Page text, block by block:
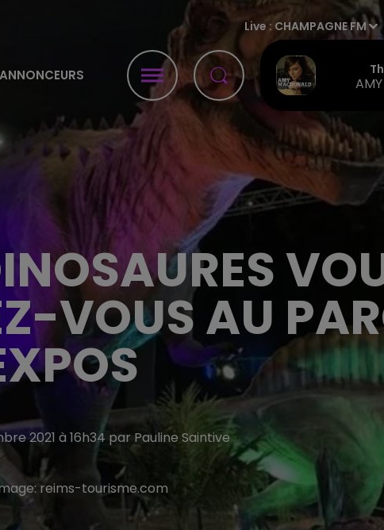
ANNONCEURS
Live : CHAMPAGNE FM
VOUS AU
2021 à 16h34 par Pauline Saintive
reims-tourisme.com